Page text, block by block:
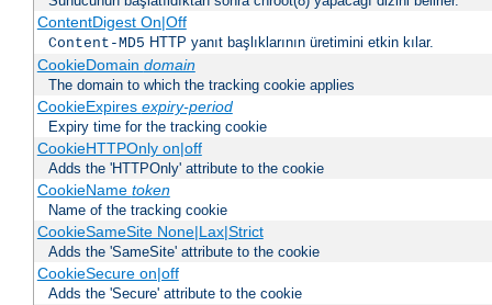
ContentDigest On|Off
Content-MD5 HTTP yanıt başlıklarının üretimini etkin kılar.
CookieDomain domain
The domain to which the tracking cookie applies
CookieExpires expiry-period
Expiry time for the tracking cookie
CookieHTTPOnly on|off
Adds the 'HTTPOnly' attribute to the cookie
CookieName token
Name of the tracking cookie
CookieSameSite None|Lax|Strict
Adds the 'SameSite' attribute to the cookie
CookieSecure on|off
Adds the 'Secure' attribute to the cookie